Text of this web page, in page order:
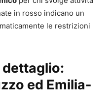
in rosso indicano un
le restrizioni
dettaglio:
ed Emilia-